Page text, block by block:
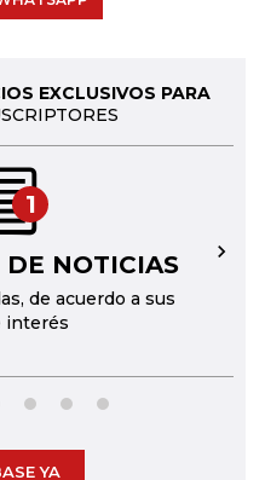
EXCLUSIVOS PARA
1
DE NOTICIAS
de acuerdo a sus
interés
→
YA